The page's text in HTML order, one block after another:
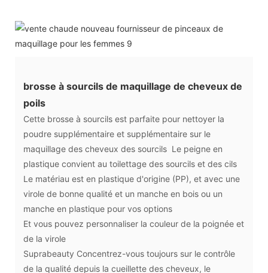
brosse à sourcils de maquillage de cheveux de
poils
Cette brosse à sourcils est parfaite pour nettoyer la
poudre supplémentaire et supplémentaire sur le
maquillage des cheveux des sourcils Le peigne en
plastique convient au toilettage des sourcils et des cils
Le matériau est en plastique d'origine (PP), et avec une
virole de bonne qualité et un manche en bois ou un
manche en plastique pour vos options
Et vous pouvez personnaliser la couleur de la poignée et
de la virole
Suprabeauty Concentrez-vous toujours sur le contrôle
de la qualité depuis la cueillette des cheveux, le